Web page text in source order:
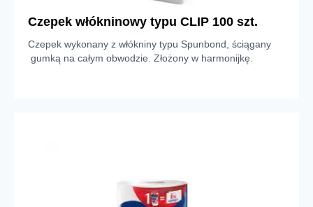
Czepek włókninowy typu CLIP 100 szt.
Czepek wykonany z włókniny typu Spunbond, ściągany
gumką na całym obwodzie. Złożony w harmonijkę.